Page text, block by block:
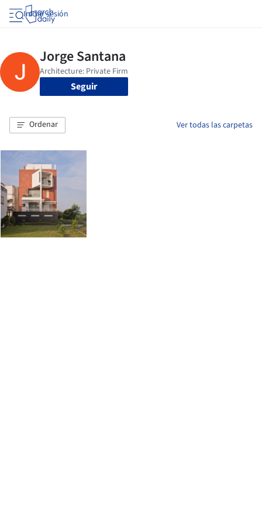
Iniciar sesión
Seguir
Ordenar Ver todas las carpetas